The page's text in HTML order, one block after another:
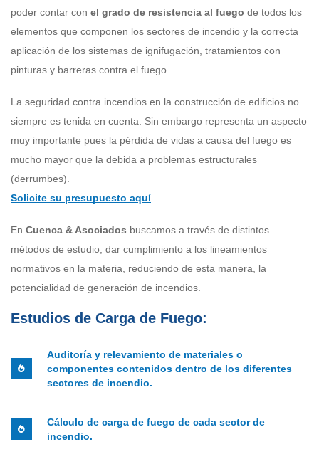
poder contar con el grado de resistencia al fuego de todos los
elementos que componen los sectores de incendio y la correcta
aplicación de los sistemas de ignifugación, tratamientos con
pinturas y barreras contra el fuego.
La seguridad contra incendios en la construcción de edificios no
siempre es tenida en cuenta. Sin embargo representa un aspecto
muy importante pues la pérdida de vidas a causa del fuego es
mucho mayor que la debida a problemas estructurales
(derrumbes).
Solicite su presupuesto aquí.
En Cuenca & Asociados buscamos a través de distintos
métodos de estudio, dar cumplimiento a los lineamientos
normativos en la materia, reduciendo de esta manera, la
potencialidad de generación de incendios.
Estudios de Carga de Fuego:
Auditoría y relevamiento de materiales o
componentes contenidos dentro de los diferentes
sectores de incendio.
Cálculo de carga de fuego de cada sector de
incendio.